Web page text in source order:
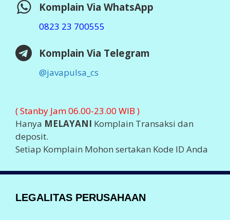
Komplain Via WhatsApp
0823 23 700555
Komplain Via Telegram
@javapulsa_cs
( Stanby Jam 06.00-23.00 WIB )
Hanya MELAYANI Komplain Transaksi dan
deposit.
Setiap Komplain Mohon sertakan Kode ID Anda
LEGALITAS PERUSAHAAN